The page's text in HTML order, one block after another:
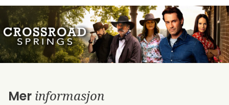
Mer informasjon